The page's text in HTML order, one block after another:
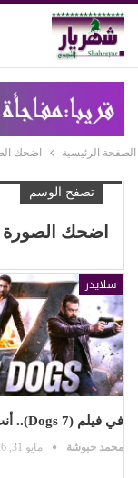
الصفحة الرئيسية اضحك
تصفح الوسم
اضحك الصورة
سلايدر
في فيلم (7 Dogs).. أنت لم تُهزم بعد!
محمد حبوشة مايو 31, 2026